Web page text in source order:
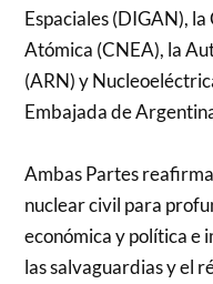
Espaciales (DIGAN),
Atómica (CNEA), la
(ARN) y
Embajada de
Ambas Partes
nuclear civil para
económica y política e
las salvaguardias y el